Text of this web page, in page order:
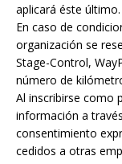
aplicará éste último.
En caso de
organización se
Stage-Control,
número de
Al inscribirse como
información a
consentimiento
cedidos a otras